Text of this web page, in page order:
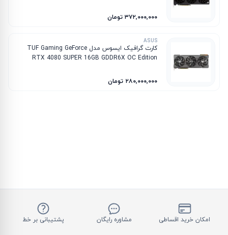
۳۷۲٬۰۰۰٬۰۰۰ تومان
ASUS
کارت گرافیک ایسوس مدل TUF Gaming GeForce
RTX 4080 SUPER 16GB GDDR6X OC Edition
۲۸۰٬۰۰۰٬۰۰۰ تومان
امکان خرید اقساطی مشاوره رایگان پشتیبانی بر خط